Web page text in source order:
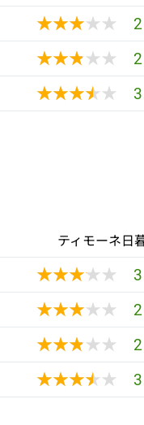
★★★★★
★★★★★
★★★★★
★★★★★
★★★★★
★★★★★
ティモーネ日
★★★★★
★★★★★
★★★★★
★★★★★
★★★★★
★★★★★
★★★★★
★★★★★